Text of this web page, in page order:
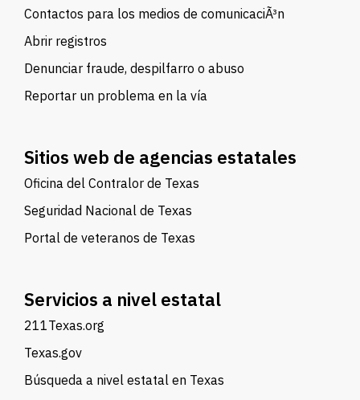
Contactos para los medios de comunicaciÃ³n
Abrir registros
Denunciar fraude, despilfarro o abuso
Reportar un problema en la vía
Sitios web de agencias estatales
Oficina del Contralor de Texas
Seguridad Nacional de Texas
Portal de veteranos de Texas
Servicios a nivel estatal
211Texas.org
Texas.gov
Búsqueda a nivel estatal en Texas